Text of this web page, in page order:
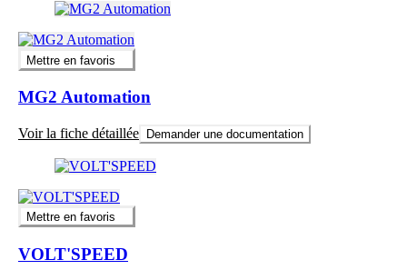
Mettre en favoris
MG2 Automation
Voir la fiche détaillée Demander une documentation
Mettre en favoris
VOLT'SPEED